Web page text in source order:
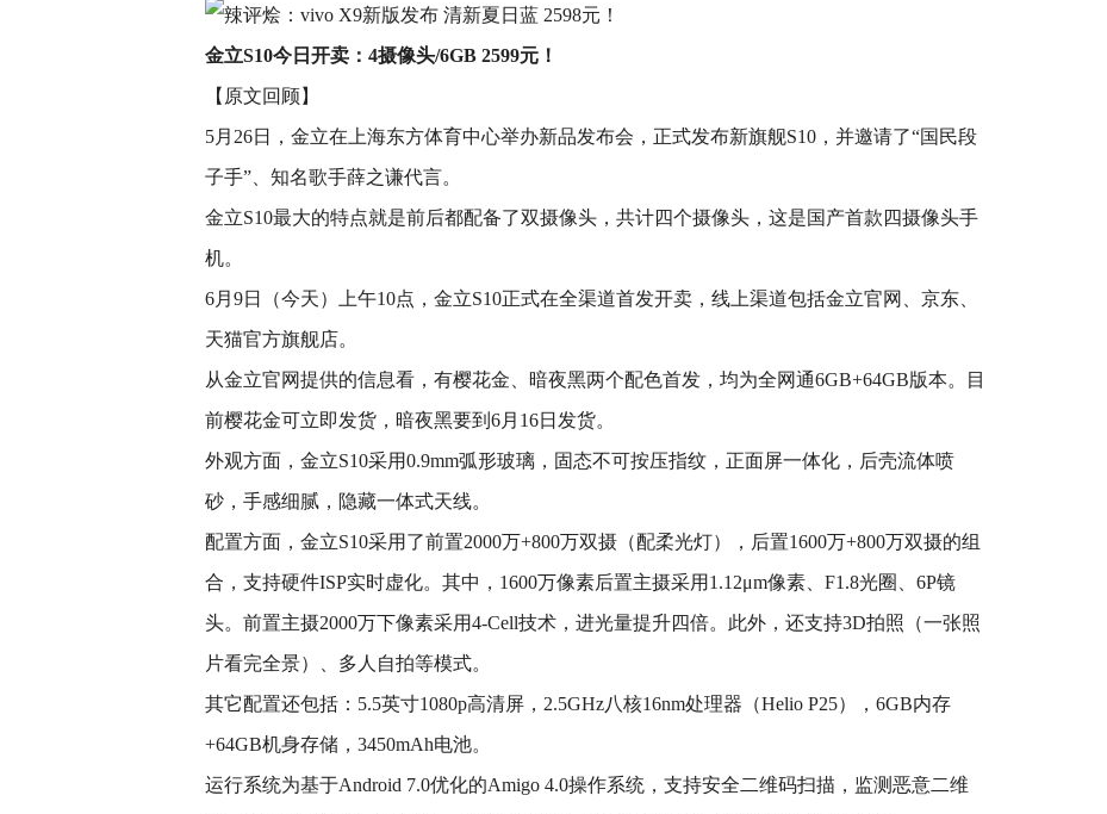
金立S10今日开卖：4摄像头/6GB 2599元！
【原文回顾】
5月26日，金立在上海东方体育中心举办新品发布会，正式发布新旗舰S10，并邀请了“国民段
子手”、知名歌手薛之谦代言。
金立S10最大的特点就是前后都配备了双摄像头，共计四个摄像头，这是国产首款四摄像头手
机。
6月9日（今天）上午10点，金立S10正式在全渠道首发开卖，线上渠道包括金立官网、京东、
天猫官方旗舰店。
从金立官网提供的信息看，有樱花金、暗夜黑两个配色首发，均为全网通6GB+64GB版本。目
前樱花金可立即发货，暗夜黑要到6月16日发货。
外观方面，金立S10采用0.9mm弧形玻璃，固态不可按压指纹，正面屏一体化，后壳流体喷
砂，手感细腻，隐藏一体式天线。
配置方面，金立S10采用了前置2000万+800万双摄（配柔光灯），后置1600万+800万双摄的组
合，支持硬件ISP实时虚化。其中，1600万像素后置主摄采用1.12μm像素、F1.8光圈、6P镜
头。前置主摄2000万下像素采用4-Cell技术，进光量提升四倍。此外，还支持3D拍照（一张照
片看完全景）、多人自拍等模式。
其它配置还包括：5.5英寸1080p高清屏，2.5GHz八核16nm处理器（Helio P25），6GB内存
+64GB机身存储，3450mAh电池。
运行系统为基于Android 7.0优化的Amigo 4.0操作系统，支持安全二维码扫描，监测恶意二维